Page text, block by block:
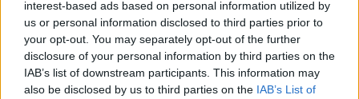
interest-based ads based on personal information utilized by
us or personal information disclosed to third parties prior to
your opt-out. You may separately opt-out of the further
disclosure of your personal information by third parties on the
IAB’s list of downstream participants. This information may
also be disclosed by us to third parties on the IAB’s List of